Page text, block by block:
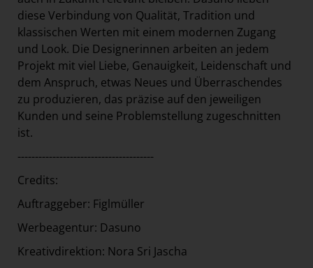
diese Verbindung von Qualität, Tradition und
klassischen Werten mit einem modernen Zugang
und Look. Die Designerinnen arbeiten an jedem
Projekt mit viel Liebe, Genauigkeit, Leidenschaft und
dem Anspruch, etwas Neues und Überraschendes
zu produzieren, das präzise auf den jeweiligen
Kunden und seine Problemstellung zugeschnitten
ist.
---------------------------------------
Credits:
Auftraggeber: Figlmüller
Werbeagentur: Dasuno
Kreativdirektion: Nora Sri Jascha